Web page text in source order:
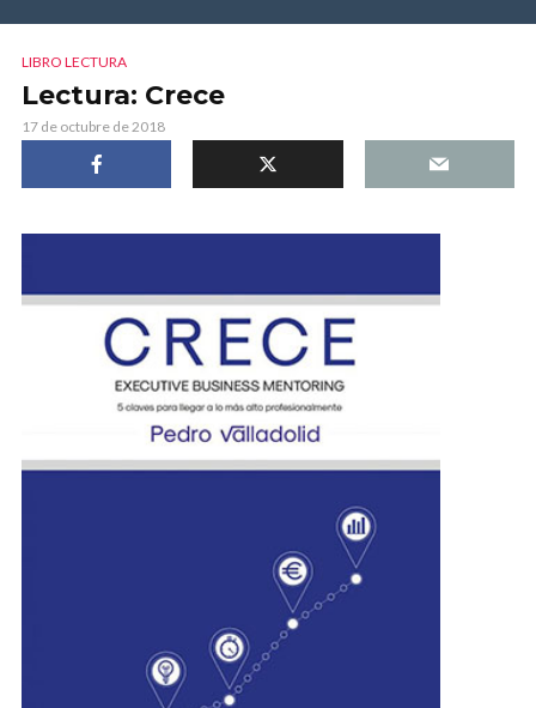
LIBRO LECTURA
Lectura: Crece
17 de octubre de 2018